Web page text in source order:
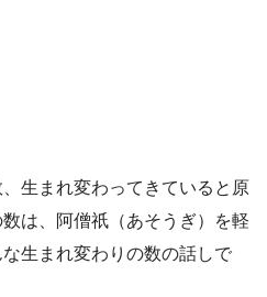
生まれ変わってきていると原
は、阿僧祇（あそうぎ）を軽
生まれ変わりの数の話しで